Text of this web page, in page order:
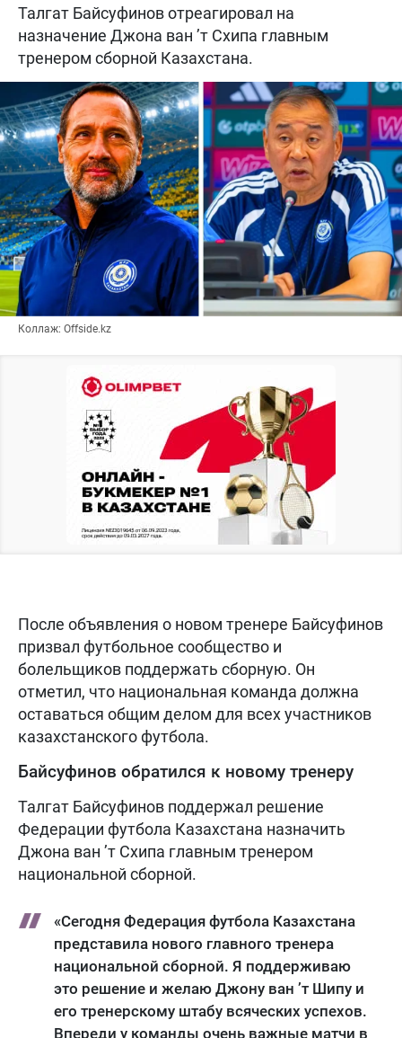
Талгат Байсуфинов отреагировал на
назначение Джона ван ’т Схипа главным
тренером сборной Казахстана.
Коллаж: Offside.kz
После объявления о новом тренере Байсуфинов
призвал футбольное сообщество и
болельщиков поддержать сборную. Он
отметил, что национальная команда должна
оставаться общим делом для всех участников
казахстанского футбола.
Байсуфинов обратился к новому тренеру
Талгат Байсуфинов поддержал решение
Федерации футбола Казахстана назначить
Джона ван ’т Схипа главным тренером
национальной сборной.
«Сегодня Федерация футбола Казахстана
представила нового главного тренера
национальной сборной. Я поддерживаю
это решение и желаю Джону ван ’т Шипу и
его тренерскому штабу всяческих успехов.
Впереди у команды очень важные матчи в